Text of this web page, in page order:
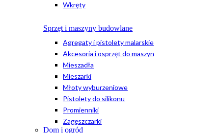
Wkręty
Sprzęt i maszyny budowlane
Agregaty i pistolety malarskie
Akcesoria i osprzęt do maszyn
Mieszadła
Mieszarki
Młoty wyburzeniowe
Pistolety do silikonu
Promienniki
Zagęszczarki
Dom i ogród